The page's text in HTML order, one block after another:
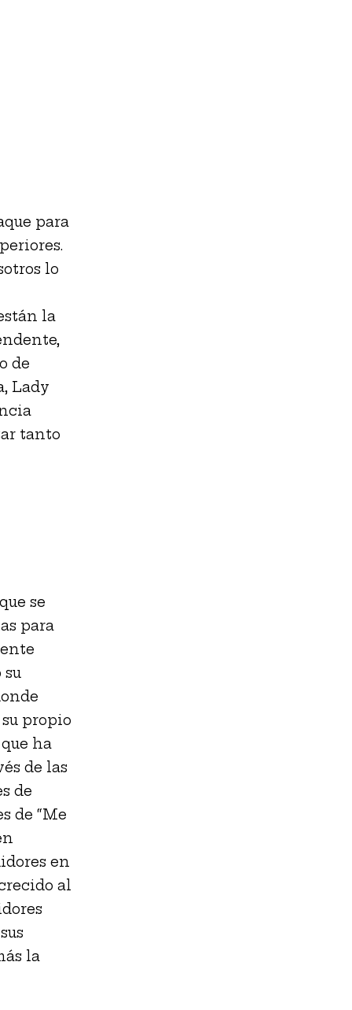
para
lo
la
de
Lady
tanto
se
para
su
propio
ha
de las
de
de “Me
en
al
la